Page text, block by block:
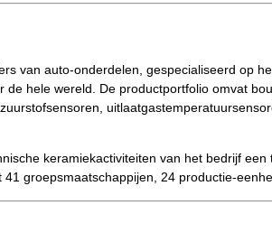
van auto-onderdelen, gespecialiseerd op
hele wereld. De productportfolio omvat
keramiekactiviteiten van het bedrijf
groepsmaatschappijen, 24 productie-